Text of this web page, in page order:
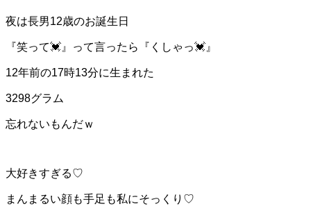
夜は長男12歳のお誕生日
『笑って💓』って言ったら『くしゃっ💓』
12年前の17時13分に生まれた
3298グラム
忘れないもんだｗ
大好きすぎる♡
まんまるい顔も手足も私にそっくり♡